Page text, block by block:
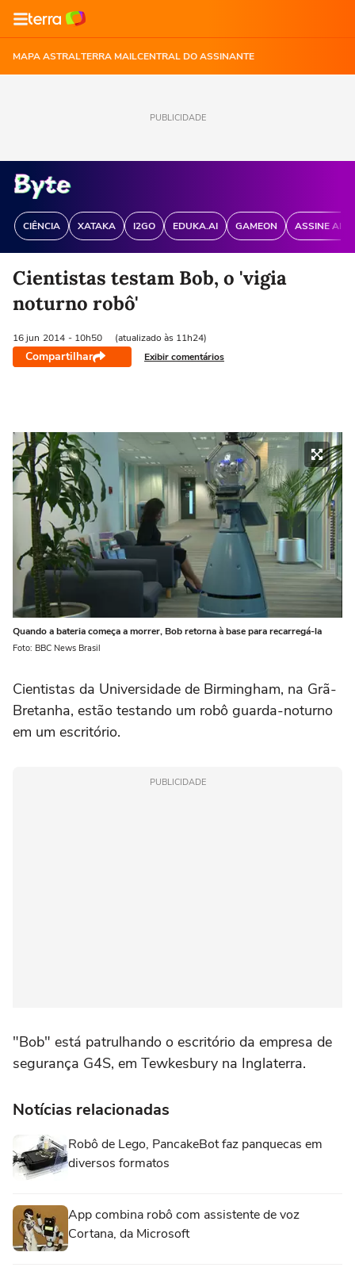
MAPA ASTRALTERRA MAILCENTRAL DO ASSINANTE
PUBLICIDADE
CIÊNCIA XATAKA I2GO EDUKA.AI GAMEON ASSINE
Cientistas testam Bob, o 'vigia
noturno robô'
16 jun 2014 - 10h50 (atualizado às 11h24)
Compartilhar Exibir comentários
Quando a bateria começa a morrer, Bob retorna à base para recarregá-la
Foto: BBC News Brasil
Cientistas da Universidade de Birmingham, na Grã-
Bretanha, estão testando um robô guarda-noturno
em um escritório.
PUBLICIDADE
"Bob" está patrulhando o escritório da empresa de
segurança G4S, em Tewkesbury na Inglaterra.
Notícias relacionadas
Robô de Lego, PancakeBot faz panquecas em
diversos formatos
App combina robô com assistente de voz
Cortana, da Microsoft